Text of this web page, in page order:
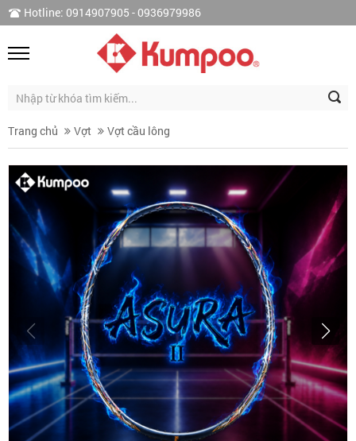
Hotline: 0914907905 - 0936979986
Trang chủ Vợt Vợt cầu lông